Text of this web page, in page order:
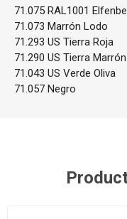
71.075 RAL1001
71.073 Marrón Lodo
71.293 US Tierra Roja
71.290 US Tierra Marrón
71.043 US Verde Oliva
71.057 Negro